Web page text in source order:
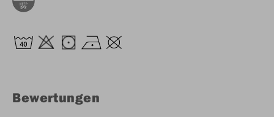
Bewertungen